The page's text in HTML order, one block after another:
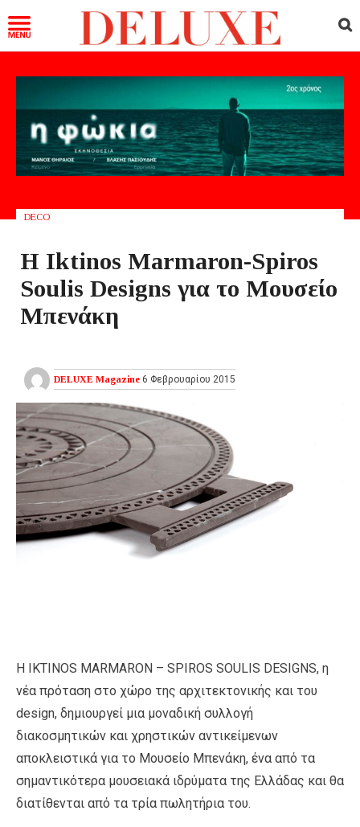
DECO
Η Iktinos Marmaron-Spiros
Soulis Designs για το Μουσείο
Μπενάκη
DELUXE Magazine 6 Φεβρουαρίου 2015
Η ΙKTINOS MARMARON – SPIROS SOULIS DESIGNS, η
νέα πρόταση στο χώρο της αρχιτεκτονικής και του
design, δημιουργεί μια μοναδική συλλογή
διακοσμητικών και χρηστικών αντικείμενων
αποκλειστικά για το Μουσείο Μπενάκη, ένα από τα
σημαντικότερα μουσειακά ιδρύματα της Ελλάδας και θα
διατίθενται από τα τρία πωλητήρια του.